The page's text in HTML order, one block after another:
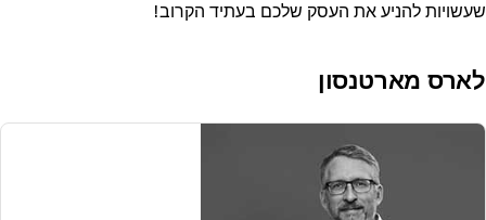
שעשויות להניע את העסק שלכם בעתיד הקרוב!
לארס מארטנסון